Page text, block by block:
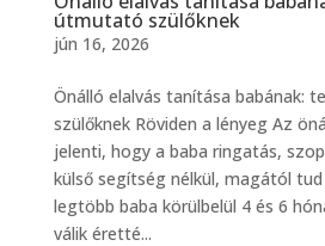
útmutató szülőknek
jún 16, 2026
Önálló elalvás tanítása babának:
szülőknek Röviden a lényeg Az
jelenti, hogy a baba ringatás,
külső segítség nélkül, magától
legtöbb baba körülbelül 4 és 6
válik éretté...